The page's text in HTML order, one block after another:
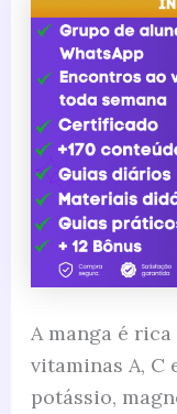
A manga é
vitaminas A, C
potássio,